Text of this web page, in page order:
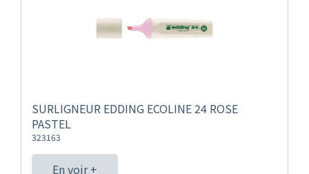
SURLIGNEUR EDDING ECOLINE 24 ROSE
PASTEL
323163
En voir +